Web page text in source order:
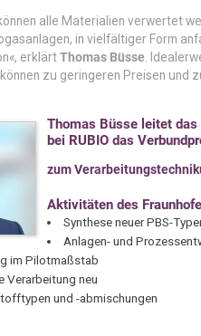
alle Materialien verwertet
in vielfältiger Form
erklärtThomas Büsse .
zu geringeren Preisen und
Thomas Büsse leitet
bei RUBIO das
zum
Aktivitäten des
Synthese neuer PBS-
Anlagen- und
im Pilotmaßstab
Verarbeitung neu
und -abmischungen